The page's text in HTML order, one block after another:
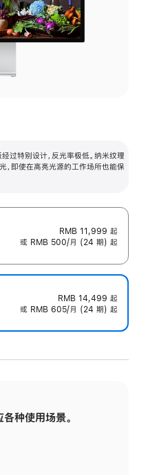
过特别设计，反光率极低。纳米纹理
，即使在高亮光源的工作场所也能保
RMB 11,999 起
或 RMB 500/月 (24 期) 起
RMB 14,499 起
或 RMB 605/月 (24 期) 起
种使用场景。